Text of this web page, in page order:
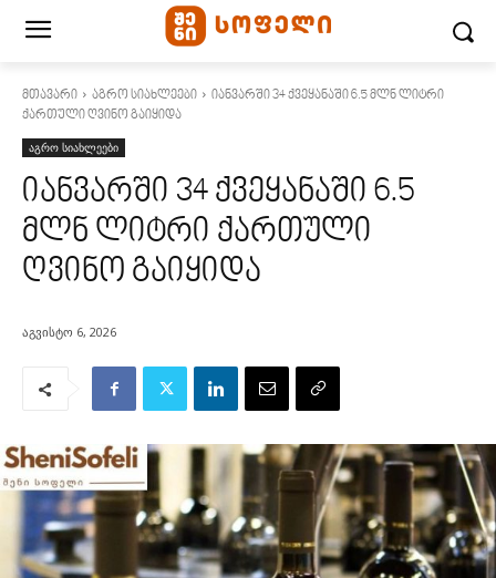
მთავარი აგრო სიახლეები
იანვარში 34 ქვეყანაში 6.5 მლნ ლიტრი
ქართული ღვინო გაიყიდა
აგრო სიახლეები
იანვარში 34 ქვეყანაში 6.5
მლნ ლიტრი ქართული
ღვინო გაიყიდა
აგვისტო 6, 2026